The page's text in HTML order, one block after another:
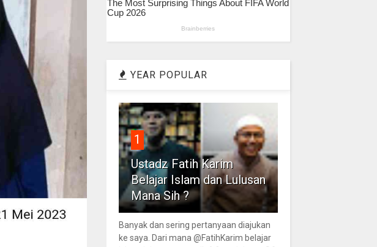
YEAR POPULAR
1
Ustadz Fatih Karim
Belajar Islam dan Lulusan
Mana Sih ?
Banyak dan sering pertanyaan diajukan
ke saya. Dari mana @FatihKarim belajar